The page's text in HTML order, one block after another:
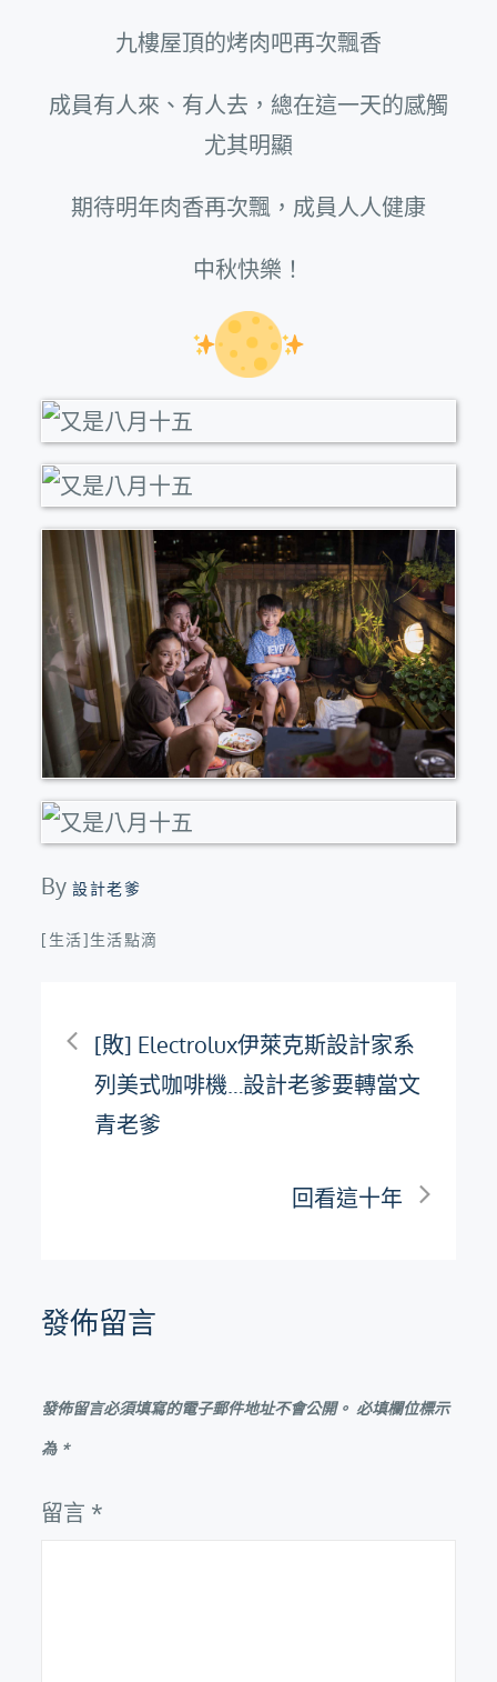
九樓屋頂的烤肉吧再次飄香
成員有人來、有人去，總在這一天的感觸
尤其明顯
期待明年肉香再次飄，成員人人健康
中秋快樂！
By設計老爹
[生活]生活點滴
文
章
[敗] Electrolux伊萊克斯設計家系
列美式咖啡機…設計老爹要轉當文
青老爹
回看這十年
發佈留言
發佈留言必須填寫的電子郵件地址不會公開。 必填欄位標示
為 *
留言 *